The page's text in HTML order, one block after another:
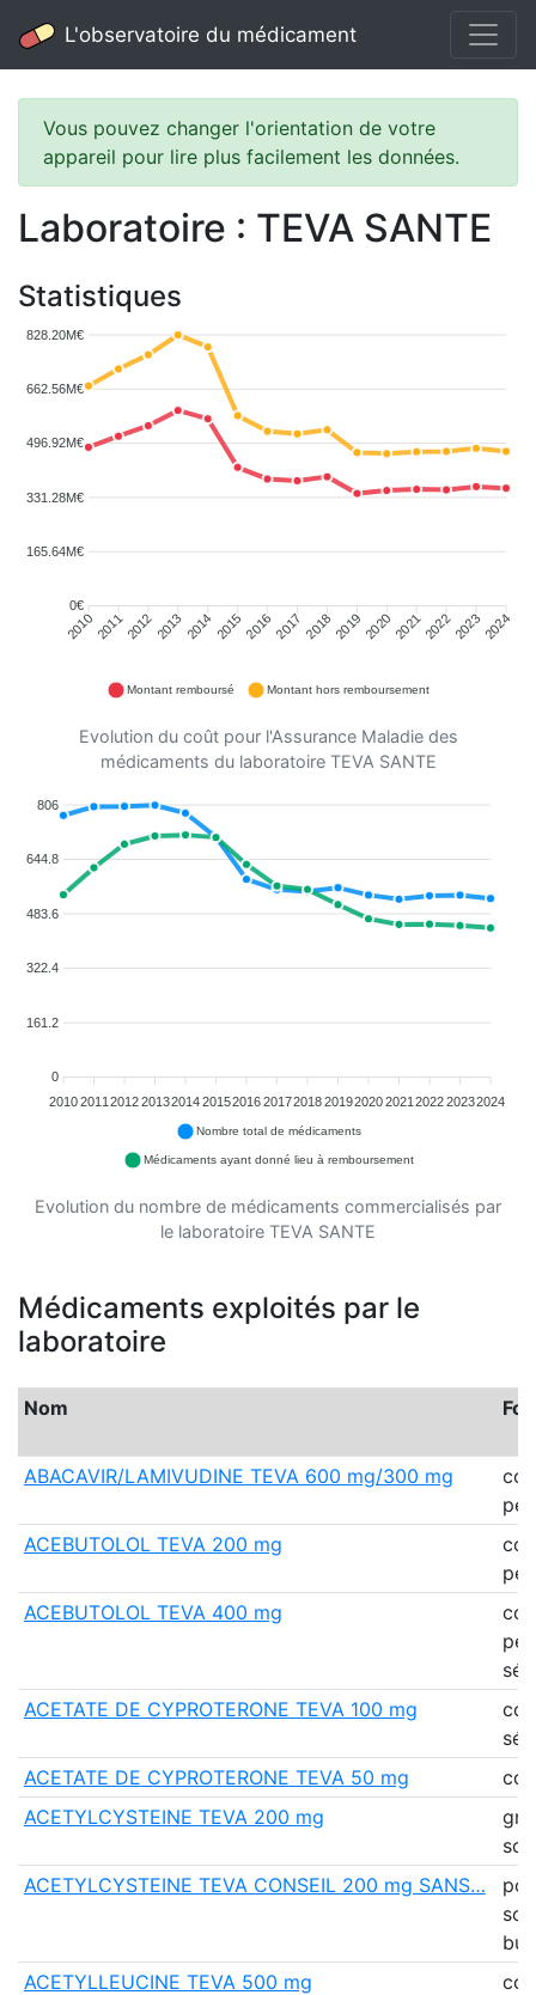
L'observatoire du médicament
Vous pouvez changer l'orientation de votre
appareil pour lire plus facilement les données.
Laboratoire : TEVA SANTE
Statistiques
828.20M€
662.56M€
496.92M€
331.28M€
165.64M€
0€
2010201120122013 2014201520162017 2018201920202021202220232024
Montant remboursé Montant hors remboursement
Evolution du coût pour l'Assurance Maladie des
médicaments du laboratoire TEVA SANTE
806
644.8
483.6
322.4
161.2
0
20102011 2012201320142015201620172018201920202021 202220232024
Nombre total de médicaments
Médicaments ayant donné lieu à remboursement
Evolution du nombre de médicaments commercialisés par
le laboratoire TEVA SANTE
Médicaments exploités par le
laboratoire
Nom
ABACAVIR/LAMIVUDINE TEVA 600 mg/300 mg
ACEBUTOLOL TEVA 200 mg
ACEBUTOLOL TEVA 400 mg
ACETATE DE CYPROTERONE TEVA 100 mg
ACETATE DE CYPROTERONE TEVA 50 mg
ACETYLCYSTEINE TEVA 200 mg
ACETYLCYSTEINE TEVA CONSEIL 200 mg SANS…
ACETYLLEUCINE TEVA 500 mg